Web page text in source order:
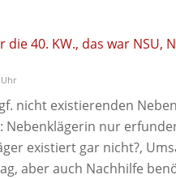
40. KW., das war NSU,
nicht existierenden
Nebenklägerin nur
existiert gar nicht?,
aber auch Nachhilfe